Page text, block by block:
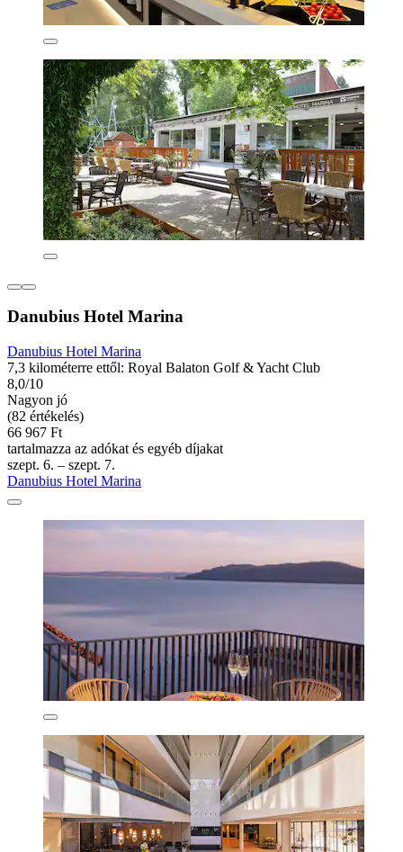
Danubius Hotel Marina
Danubius Hotel Marina
7,3 kilométerre ettől: Royal Balaton Golf & Yacht Club
8,0/10
Nagyon jó
(82 értékelés)
66 967 Ft
tartalmazza az adókat és egyéb díjakat
szept. 6. – szept. 7.
Danubius Hotel Marina